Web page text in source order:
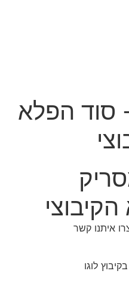
סוד הפלא
איתנו קשר